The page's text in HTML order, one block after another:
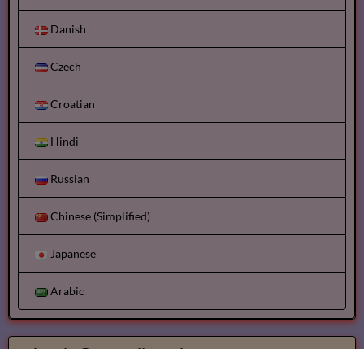
Danish
Czech
Croatian
Hindi
Russian
Chinese (Simplified)
Japanese
Arabic